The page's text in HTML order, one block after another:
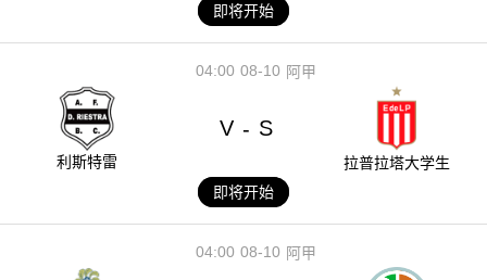
即将开始
08-10
04:00 阿甲
利斯特雷
V - S
拉普拉塔大学生
即将开始
08-10
04:00 阿甲